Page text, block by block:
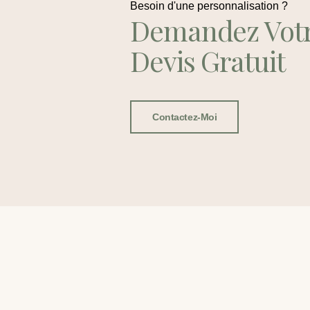
Besoin d'une personnalisation ?
Demandez
Devis Gratuit
Contactez-Moi